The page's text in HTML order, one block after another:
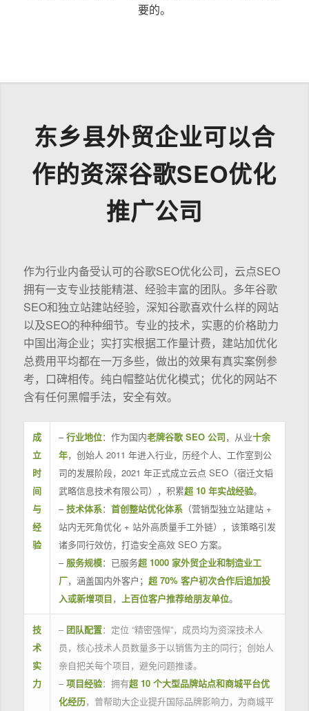
要的。
东乡县外贸企业可以合
作的资深谷歌SEO优化
推广公司
作为行业内备受认可的谷歌SEO优化公司，云点SEO
拥有一支专业技能精湛、经验丰富的团队。多年谷歌
SEO和独立站建站经验，深知谷歌喜欢什么样的网站
以及SEO的种种细节。专业的技术，实惠的价格助力
中国出海企业；实打实根据工作量计费，建站加优化
总费用平均都在一万多些，做出的效果有真实案例参
考，口碑相传。纯白帽整站优化模式；优化的网站不
含有任何黑帽手法，安全有效。
成
立
时
间
与
经
验
–行业地位：作为国内老牌谷歌 SEO 公司，从业十余
年，创始人 2011 年进入行业，历经个人、工作室到公
司的发展阶段，2021 年正式成立云点 SEO（宿迁文韬
武略信息技术有限公司），积累超 10 年实战经验。
–技术体系： 首创整站优化体系（营销型独立站建站 +
站内无死角优化 + 站外高质量手工外链），该策略引发
诸多同行效仿，打造安全高效 SEO 方案。
– 服务规模：已服务超 1000 家外贸企业和制造业工
厂，涵盖国内外客户； 超 70% 客户初次合作后追加投
入或新增项目， 上百位客户推荐给朋友单位。
技
术
实
力
– 团队配置：定位 “精密强悍”，成员均为资深技术人
员，核心技术人员数量多于以销售为主的同行；创始人
亲自把关每个项目，避免问题推诿。
– 项目经验：拥有超 10 个大型品牌站点和商城平台优
化经历，曾帮助大企业提升国际品牌影响力，为商城平